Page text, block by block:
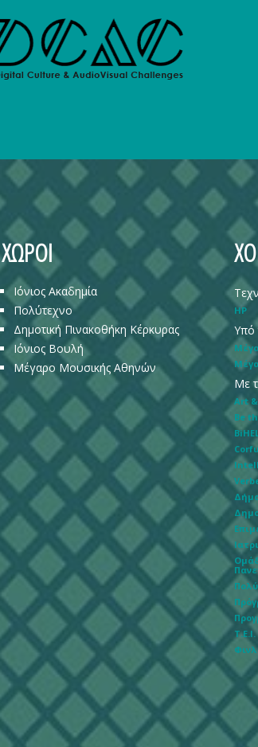
ΧΩΡΟΙ
Ιόνιος Ακαδημία
Πολύτεχνο
Δημοτική Πινακοθήκη Κέρκυρας
Ιόνιος Βουλή
Μέγαρο Μουσικής Αθηνών
HP
Υπό
Με
Art
Be